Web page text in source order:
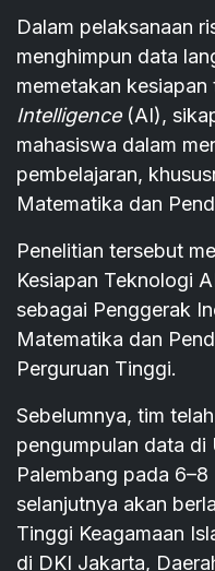
Dalam pelaksanaan
menghimpun data
memetakan
Intelligence(AI),
mahasiswa dalam
pembelajaran,
Matematika dan
Penelitian tersebut
Kesiapan Teknologi
sebagai Penggerak
Matematika dan
Perguruan Tinggi.
Sebelumnya, tim
pengumpulan data di
Palembang pada
selanjutnya akan
Tinggi Keagamaan
di DKI Jakarta,